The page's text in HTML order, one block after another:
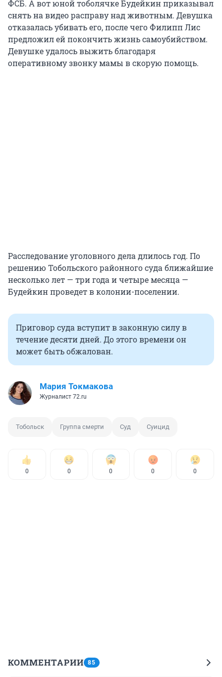
ФСБ. А вот юной тоболячке Будейкин приказывал
снять на видео расправу над животным. Девушка
отказалась убивать его, после чего Филипп Лис
предложил ей покончить жизнь самоубийством.
Девушке удалось выжить благодаря
оперативному звонку мамы в скорую помощь.
Расследование уголовного дела длилось год. По
решению Тобольского районного суда ближайшие
несколько лет — три года и четыре месяца —
Будейкин проведет в колонии-поселении.
Приговор суда вступит в законную силу в
течение десяти дней. До этого времени он
может быть обжалован.
Мария Токмакова
Журналист 72.ru
Тобольск Группа смерти Суд Суицид
0 0 0 0 0
КОММЕНТАРИИ 85